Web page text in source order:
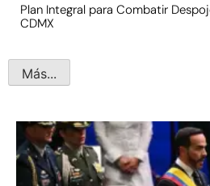
Plan Integral para Combatir
CDMX
Más...